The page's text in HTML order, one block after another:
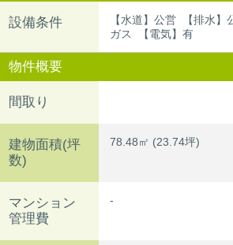
設備条件
【水道】公営 【排水
ガス 【電気】有
物件概要
間取り
建物面積(坪
数)
78.48㎡ (23.74坪)
マンション
管理費
-